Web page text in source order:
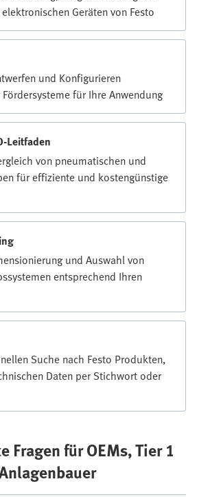
Geräten von Festo
und Konfigurieren
für Ihre Anwendung
Leitfaden
von pneumatischen und
für effiziente und kostengünstige
und Auswahl von
entsprechend Ihren
Suche nach Festo Produkten,
Daten per Stichwort oder
Fragen für OEMs, Tier 1